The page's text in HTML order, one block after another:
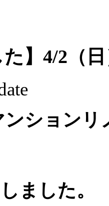
た】4/2（
ンション
ました。